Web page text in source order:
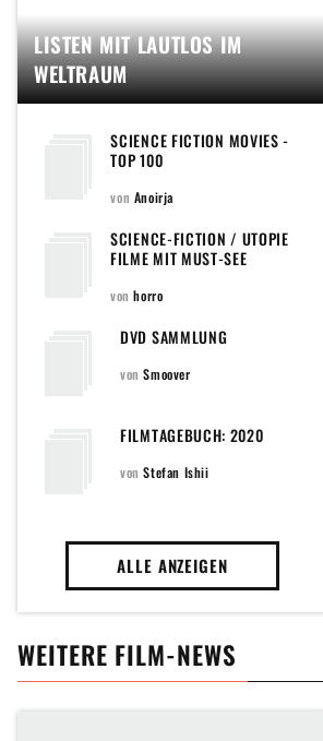
LISTEN MIT LAUTLOS IM
WELTRAUM
SCIENCE FICTION MOVIES -
TOP 100
von Anoirja
SCIENCE-FICTION / UTOPIE
FILME MIT MUST-SEE
vonhorro
DVD SAMMLUNG
vonSmoover
FILMTAGEBUCH: 2020
vonStefan Ishii
ALLE ANZEIGEN
WEITERE FILM-NEWS